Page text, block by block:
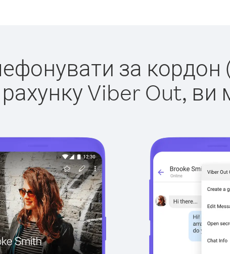
за кордон
Viber Out, ви